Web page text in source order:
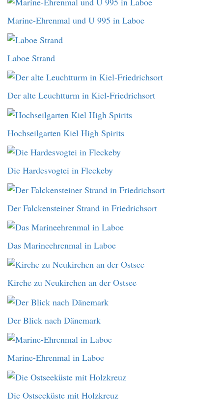
Marine-Ehrenmal und U 995 in Laboe
Laboe Strand
Der alte Leuchtturm in Kiel-Friedrichsort
Hochseilgarten Kiel High Spirits
Die Hardesvogtei in Fleckeby
Der Falckensteiner Strand in Friedrichsort
Das Marineehrenmal in Laboe
Kirche zu Neukirchen an der Ostsee
Der Blick nach Dänemark
Marine-Ehrenmal in Laboe
Die Ostseeküste mit Holzkreuz